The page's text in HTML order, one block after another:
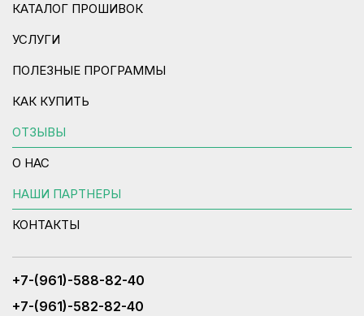
КАТАЛОГ ПРОШИВОК
УСЛУГИ
ПОЛЕЗНЫЕ ПРОГРАММЫ
КАК КУПИТЬ
ОТЗЫВЫ
О НАС
НАШИ ПАРТНЕРЫ
КОНТАКТЫ
+7-(961)-588-82-40
+7-(961)-582-82-40